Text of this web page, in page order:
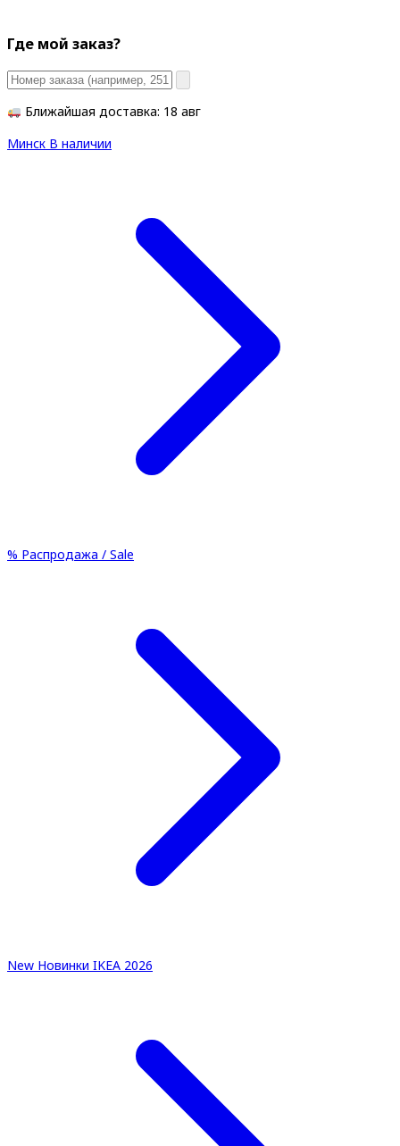
Где мой заказ?
Ближайшая доставка: 18 авг
Минск В наличии
% Распродажа / Sale
New Новинки IKEA 2026